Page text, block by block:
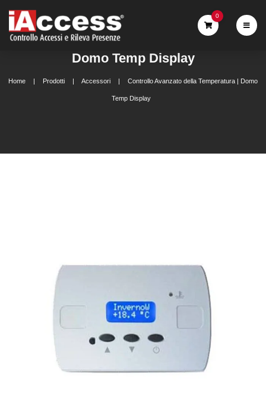
0
Domo Temp Display
Home Prodotti Accessori Controllo Avanzato della Temperatura | Domo
Temp Display